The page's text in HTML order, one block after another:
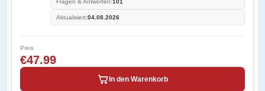
Aktualisiert:04.08.2026
Preis
€47.99
In den Warenkorb